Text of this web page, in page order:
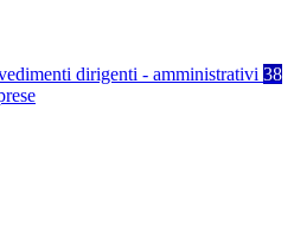
dirigenti - amministrativi 38